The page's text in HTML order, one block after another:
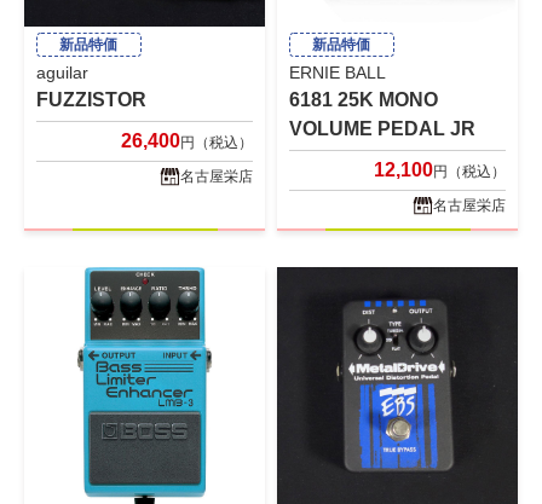
新品特価
aguilar
FUZZISTOR
26,400円（税込）
名古屋栄店
新品特価
ERNIE BALL
6181 25K MONO
VOLUME PEDAL JR
12,100円（税込）
名古屋栄店